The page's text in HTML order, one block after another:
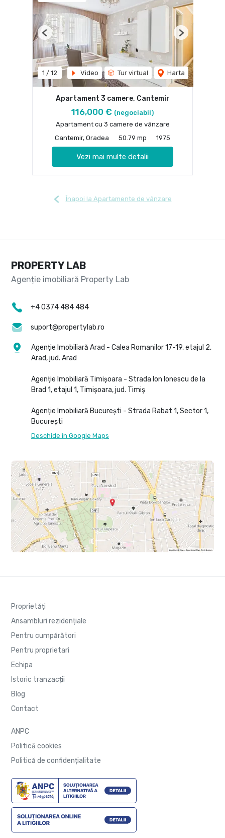
1 / 12 Video Tur virtual Harta
Previous Next
Apartament 3 camere, Cantemir
116,000 € (negociabil)
Apartament cu 3 camere de vânzare
Cantemir, Oradea
50.79 mp 1975
Vezi mai multe detalii
Înapoi la Apartamente de vânzare
PROPERTY LAB
+4 0374 484 484
suport@propertylab.ro
Agenție Imobiliară Arad - Calea Romanilor 17-19, etajul 2,
Arad, jud. Arad
Agenție Imobiliară Timișoara - Strada Ion Ionescu de la
Brad 1, etajul 1, Timișoara, jud. Timiș
Agenție Imobiliară București - Strada Rabat 1, Sector 1,
București
Deschide în Google Maps
Proprietăți
Ansambluri rezidențiale
Pentru cumpărători
Pentru proprietari
Echipa
Istoric tranzacții
Blog
Contact
ANPC
Politică cookies
Politică de confidențialitate